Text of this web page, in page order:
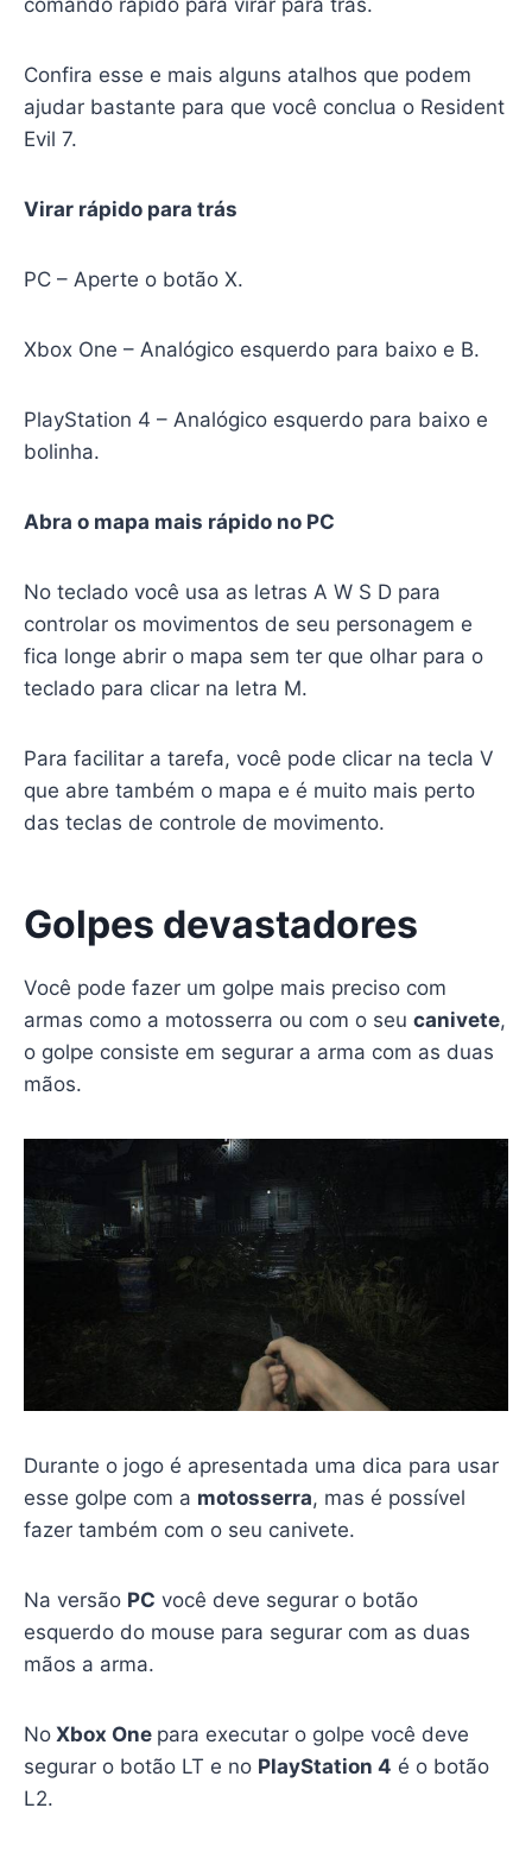
Confira esse e mais alguns atalhos que podem
ajudar bastante para que você conclua o Resident
Evil 7.
Virar rápido para trás
PC – Aperte o botão X.
Xbox One – Analógico esquerdo para baixo e B.
PlayStation 4 – Analógico esquerdo para baixo e
bolinha.
Abra o mapa mais rápido no PC
No teclado você usa as letras A W S D para
controlar os movimentos de seu personagem e
fica longe abrir o mapa sem ter que olhar para o
teclado para clicar na letra M.
Para facilitar a tarefa, você pode clicar na tecla V
que abre também o mapa e é muito mais perto
das teclas de controle de movimento.
Golpes devastadores
Você pode fazer um golpe mais preciso com
armas como a motosserra ou com o seu canivete,
o golpe consiste em segurar a arma com as duas
mãos.
Durante o jogo é apresentada uma dica para usar
esse golpe com a motosserra, mas é possível
fazer também com o seu canivete.
Na versão PC você deve segurar o botão
esquerdo do mouse para segurar com as duas
mãos a arma.
NoXbox One para executar o golpe você deve
segurar o botão LT e no PlayStation 4 é o botão
L2.